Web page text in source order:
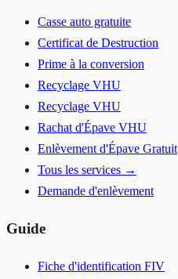
Casse auto gratuite
Certificat de Destruction
Prime à la conversion
Recyclage VHU
Recyclage VHU
Rachat d'Épave VHU
Enlèvement d'Épave Gratuit
Tous les services →
Demande d'enlèvement
Guide
Fiche d'identification FIV